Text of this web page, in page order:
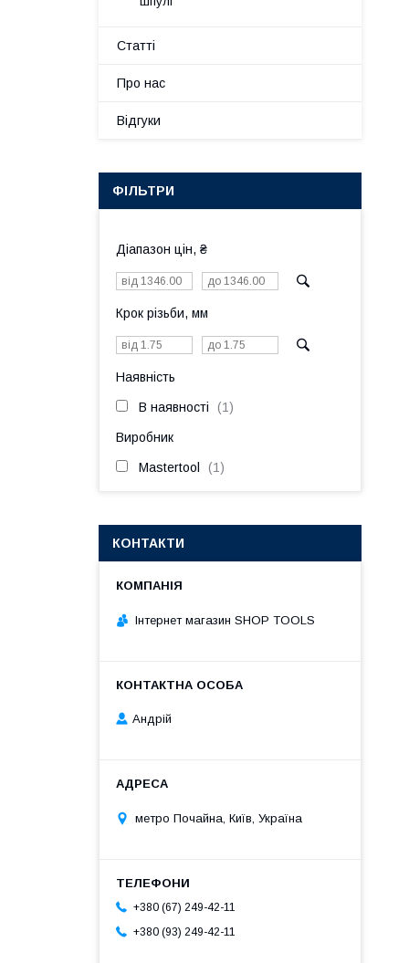
Статті
Про нас
Відгуки
ФІЛЬТРИ
Діапазон цін, ₴
Крок різьби, мм
Наявність
В наявності 1
Виробник
Mastertool 1
КОНТАКТИ
Інтернет магазин SHOP TOOLS
Андрій
метро Почайна, Київ, Україна
+380 (67) 249-42-11
+380 (93) 249-42-11